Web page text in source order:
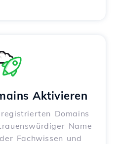
Aktivieren
Domains
Name
Fachwissen und